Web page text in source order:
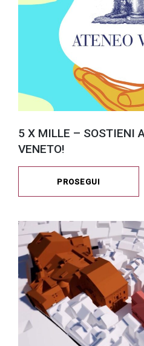
5 X MILLE – SOSTIENI
VENETO!
PROSEGUI